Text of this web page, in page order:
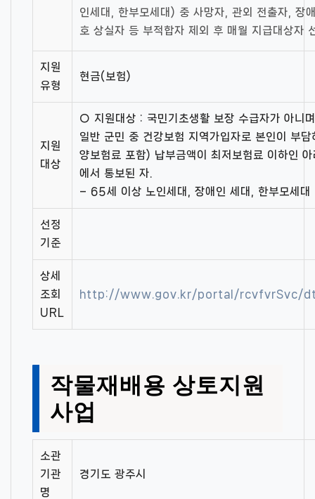
인세대, 한부모세대) 중 사망자, 관외 전출자, 장
호 상실자 등 부적합자 제외 후 매월 지급대상자
지원
유형
현금(보험)
지원
대상
○ 지원대상 : 국민기초생활 보장 수급자가 아니
일반 군민 중 건강보험 지역가입자로 본인이 부
양보험료 포함) 납부금액이 최저보험료 이하인
에서 통보된 자.
– 65세 이상 노인세대, 장애인 세대, 한부모세대
선정
기준
상세
조회
URL
http://www.gov.kr/portal/rcvfvrSvc/
작물재배용 상토지원
사업
소관
기관
명
경기도 광주시